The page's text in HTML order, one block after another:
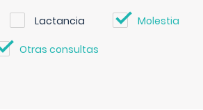
Lactancia Molestia
Otras consultas